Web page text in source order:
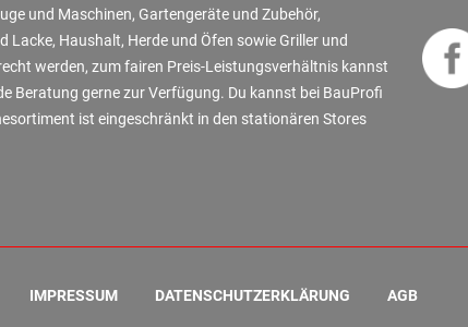
und Maschinen, Gartengeräte und Zubehör,
Haushalt, Herde und Öfen sowie Griller und
werden, zum fairen Preis-Leistungsverhältnis kannst
Beratung gerne zur Verfügung. Du kannst bei BauProfi
ist eingeschränkt in den stationären Stores
IMPRESSUM DATENSCHUTZERKLÄRUNG AGB